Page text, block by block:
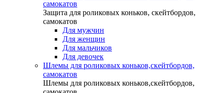
самокатов
Защита для роликовых коньков, скейтбордов,
самокатов
Для мужчин
Для женщин
Для мальчиков
Для девочек
Шлемы для роликовых коньков,скейтбордов,
самокатов
Шлемы для роликовых коньков,скейтбордов,